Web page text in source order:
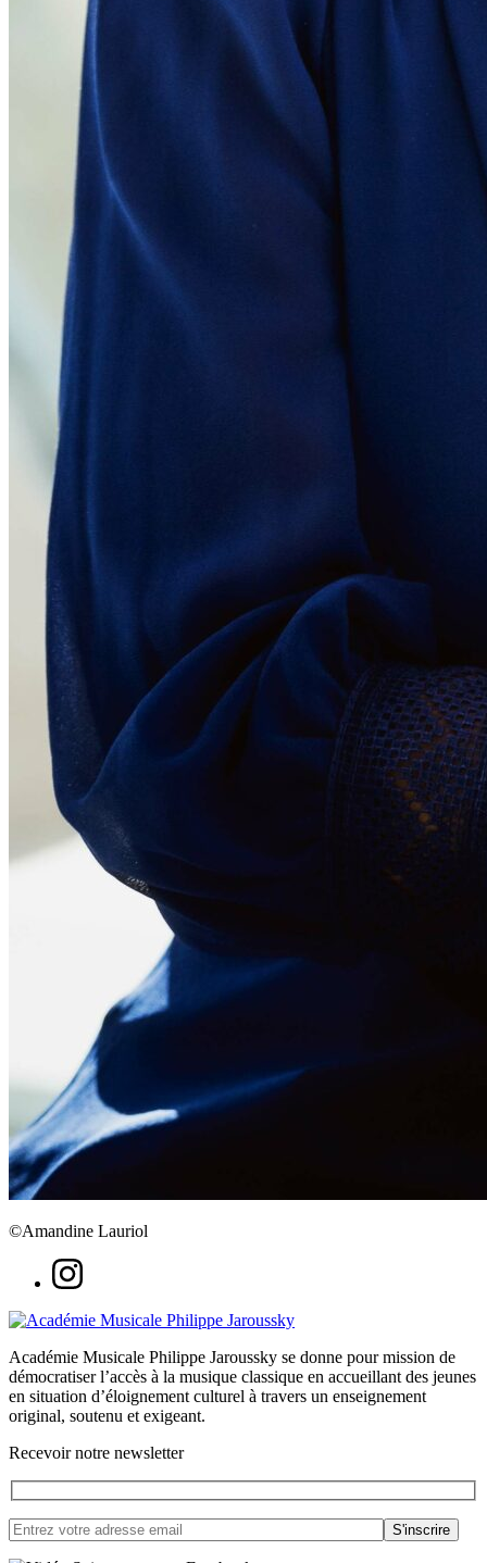
©Amandine Lauriol
Académie Musicale Philippe Jaroussky se donne pour mission de
démocratiser l’accès à la musique classique en accueillant des jeunes
en situation d’éloignement culturel à travers un enseignement
original, soutenu et exigeant.
Recevoir notre newsletter